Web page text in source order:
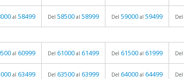
al 58499 Del 58500 al 58999 Del 59000 al 59499 Del
al 60999 Del 61000 al 61499 Del 61500 al 61999 Del
al 63499 Del 63500 al 63999 Del 64000 al 64499 Del